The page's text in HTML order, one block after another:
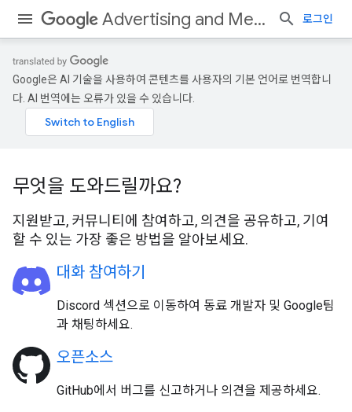
Advertising and Measurement 로그인
Google은 AI 기술을 사용하여 콘텐츠를 사용자의 기본 언어로 번역합니
다. AI 번역에는 오류가 있을 수 있습니다.
무엇을 도와드릴까요?
지원받고, 커뮤니티에 참여하고, 의견을 공유하고, 기여
할 수 있는 가장 좋은 방법을 알아보세요.
대화 참여하기
Discord 섹션으로 이동하여 동료 개발자 및 Google팀
과 채팅하세요.
오픈소스
GitHub에서 버그를 신고하거나 의견을 제공하세요.